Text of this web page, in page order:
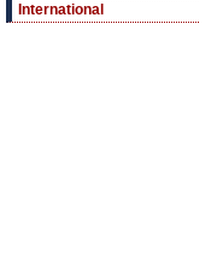
International